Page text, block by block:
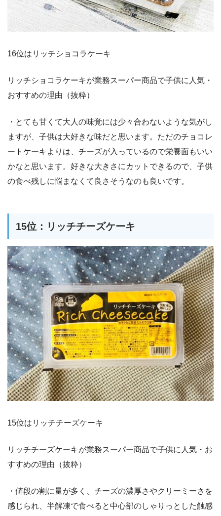
16位はリッチショコラケーキ
リッチショコラケーキが業務スーパー商品で子供に人気・
おすすめの理由（抜粋）
・とても甘くて大人の味覚には少々合わないような気がし
ますが、子供は大好きな味だと思います。ただのチョコレ
ートケーキよりは、チーズが入っているので栄養面もいい
かなと思います。好きな大きさにカットできるので、子供
の食べ残しに悩まなくて良さそうなのも良いです。
15位：リッチチーズケーキ
15位はリッチチーズケーキ
リッチチーズケーキが業務スーパー商品で子供に人気・お
すすめの理由（抜粋）
・値段の割に量が多く、チーズの濃厚さやクリーミーさを
感じられ、半解凍で食べると中心部のしゃりっとした触感